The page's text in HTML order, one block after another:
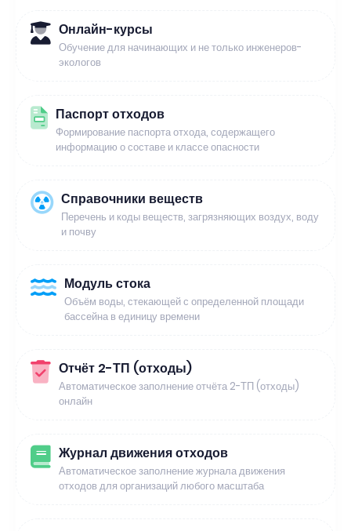
Онлайн-курсы
Обучение для начинающих и не только инженеров-
экологов
Паспорт отходов
Формирование паспорта отхода, содержащего
информацию о составе и классе опасности
Справочники веществ
Перечень и коды веществ, загрязняющих воздух, воду
и почву
Модуль стока
Объём воды, стекающей с определенной площади
бассейна в единицу времени
Отчёт 2-ТП (отходы)
Автоматическое заполнение отчёта 2-ТП (отходы)
онлайн
Журнал движения отходов
Автоматическое заполнение журнала движения
отходов для организаций любого масштаба